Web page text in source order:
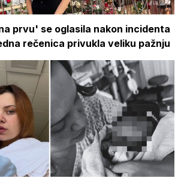
prvu' se oglasila nakon incidenta
rečenica privukla veliku pažnju